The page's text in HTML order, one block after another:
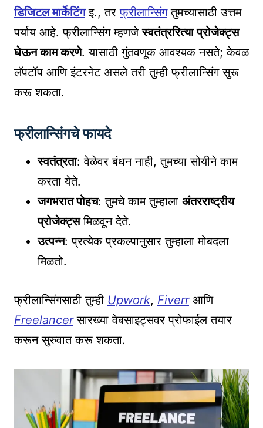
डिजिटल मार्केटिंगइ., तरफ्रीलान्सिंगतुमच्यासाठी उत्तम
पर्याय आहे. फ्रीलान्सिंग म्हणजेस्वतंत्ररित्या प्रोजेक्ट्स
घेऊन काम करणे. यासाठी गुंतवणूक आवश्यक नसते; केवळ
लॅपटॉप आणि इंटरनेट असले तरी तुम्ही फ्रीलान्सिंग सुरू
करू शकता.
फ्रीलान्सिंगचे फायदे
स्वतंत्रता: वेळेवर बंधन नाही, तुमच्या सोयीने काम
करता येते.
जगभरात पोहच: तुमचे काम तुम्हाला अंतरराष्ट्रीय
प्रोजेक्ट्समिळवून देते.
उत्पन्न: प्रत्येक प्रकल्पानुसार तुम्हाला मोबदला
मिळतो.
फ्रीलान्सिंगसाठी तुम्ही Upwork, Fiverrआणि
Freelancerसारख्या वेबसाइट्सवर प्रोफाईल तयार
करून सुरुवात करू शकता.